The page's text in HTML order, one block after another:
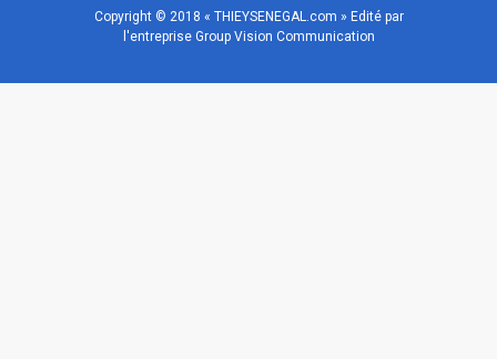
Copyright © 2018 « THIEYSENEGAL.com » Edité par
l'entreprise Group Vision Communication